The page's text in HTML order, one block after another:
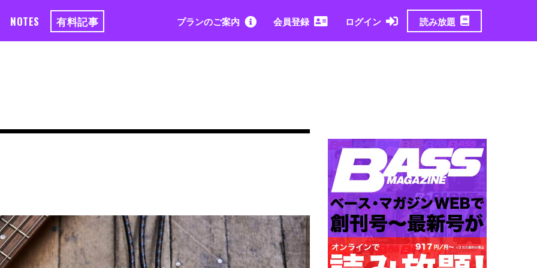
NOTES 有料記事 プランのご案内 会員登録 ログイン 読み放題